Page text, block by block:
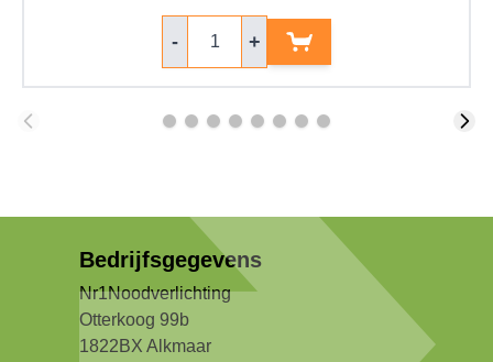
- +
Bedrijfsgegevens
Nr1Noodverlichting
Otterkoog 99b
1822BX Alkmaar